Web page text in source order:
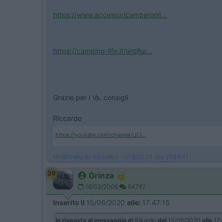
https://www.accessoricamperonli...
https://camping-life.it/antifur...
Grazie per i Vs. consigli
Riccardo
https://youtube.com/channel/UCI...
Modificato da Rikardo il 15/06/2020 alle 21:24:11
20 Grinza
16/02/2006 64787
Inserito il 15/06/2020 alle: 17:47:15
In risposta al messaggio di Rikardo del 15/06/2020 alle